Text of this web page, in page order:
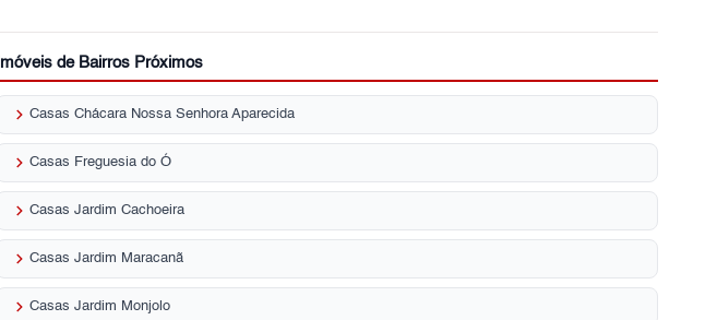
Imóveis de Bairros Próximos
keyboard_arrow_right Casas Chácara Nossa Senhora Aparecida
keyboard_arrow_right Casas Freguesia do Ó
keyboard_arrow_right Casas Jardim Cachoeira
keyboard_arrow_right Casas Jardim Maracanã
keyboard_arrow_right Casas Jardim Monjolo